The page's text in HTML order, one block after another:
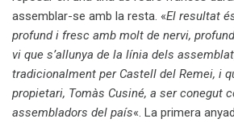
assemblar-se amb la resta. «El resultat
profund i fresc amb molt de nervi,
vi que s’allunya de la línia dels
tradicionalment per Castell del Remei, i
propietari, Tomàs Cusiné, a ser conegut
assembladors del país«. La primera